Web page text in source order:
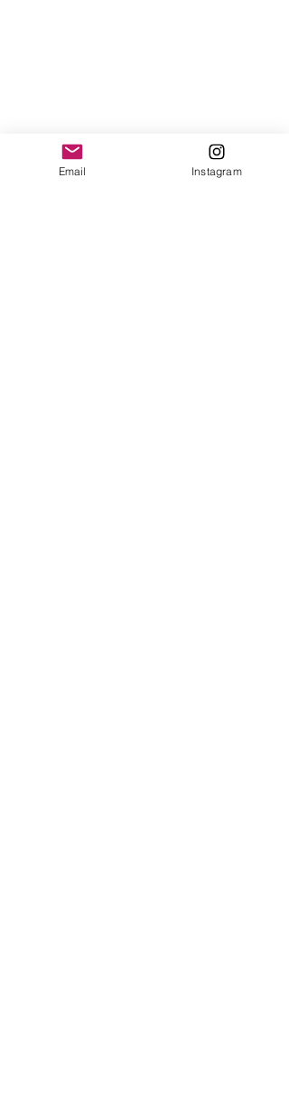
Email Instagram